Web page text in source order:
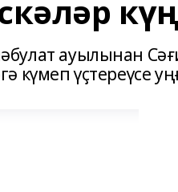
ауылынан
күмеп үҫтереүсе